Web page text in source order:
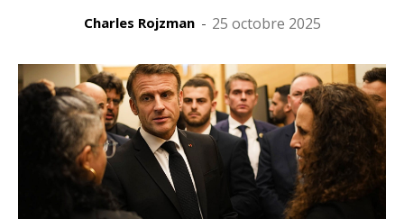
Charles Rojzman - 25 octobre 2025